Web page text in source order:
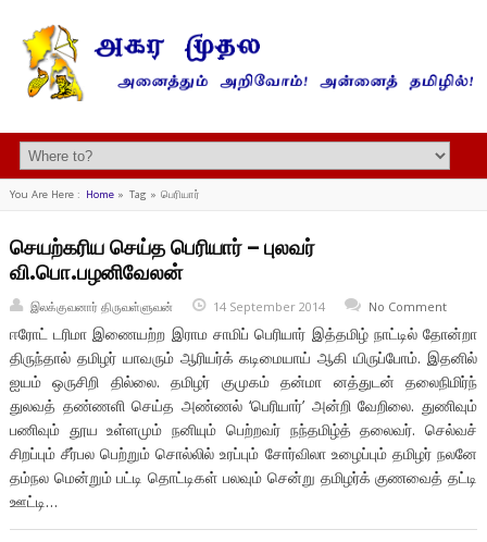
You Are Here : Home» Tag » பெரியார்
செயற்கரிய செய்த பெரியார் – புலவர்
வி.பொ.பழனிவேலன்
இலக்குவனார் திருவள்ளுவன் 14 September 2014 No Comment
ஈரோட் டரிமா இணையற்ற இராம சாமிப் பெரியார் இத்தமிழ் நாட்டில் தோன்றா
திருந்தால் தமிழர் யாவரும் ஆரியர்க் கடிமையாய் ஆகி யிருப்போம். இதனில்
ஐயம் ஒருசிறி தில்லை. தமிழர் குமுகம் தன்மா னத்துடன் தலைநிமிர்ந்
துலவத் தண்ணளி செய்த அண்ணல் ‘பெரியார்’ அன்றி வேறிலை. துணிவும்
பணிவும் தூய உள்ளமும் நனியும் பெற்றவர் நந்தமிழ்த் தலைவர். செல்வச்
சிறப்பும் சீர்பல பெற்றும் சொல்லில் உரப்பும் சோர்விலா உழைப்பும் தமிழர் நலனே
தம்நல மென்றும் பட்டி தொட்டிகள் பலவும் சென்று தமிழர்க் குணவைத் தட்டி
ஊட்டி…